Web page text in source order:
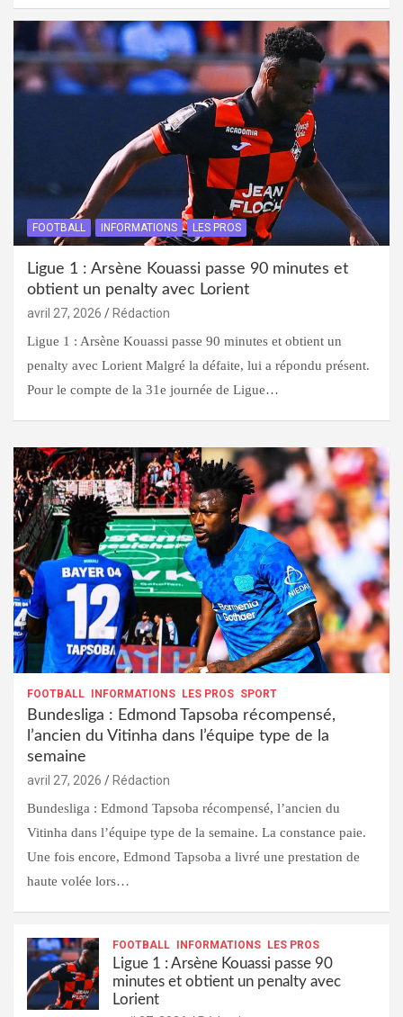
FOOTBALL INFORMATIONS LES PROS
Ligue 1 : Arsène Kouassi passe 90 minutes et
obtient un penalty avec Lorient
avril 27, 2026
Rédaction
Ligue 1 : Arsène Kouassi passe 90 minutes et obtient un
penalty avec Lorient Malgré la défaite, lui a répondu présent.
Pour le compte de la 31e journée de Ligue…
FOOTBALL INFORMATIONS LES PROS SPORT
Bundesliga : Edmond Tapsoba récompensé,
l’ancien du Vitinha dans l’équipe type de la
semaine
avril 27, 2026
Rédaction
Bundesliga : Edmond Tapsoba récompensé, l’ancien du
Vitinha dans l’équipe type de la semaine. La constance paie.
Une fois encore, Edmond Tapsoba a livré une prestation de
haute volée lors…
FOOTBALL INFORMATIONS LES PROS
Ligue 1 : Arsène Kouassi passe 90
minutes et obtient un penalty avec
Lorient